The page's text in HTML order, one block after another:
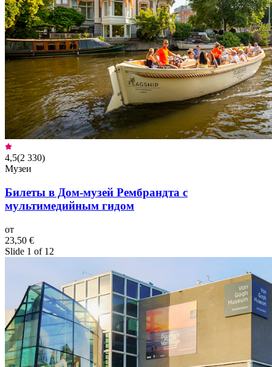
4,5(2 330)
Музеи
Билеты в Дом-музей Рембрандта с
мультимедийным гидом
от
23,50 €
Slide 1 of 12